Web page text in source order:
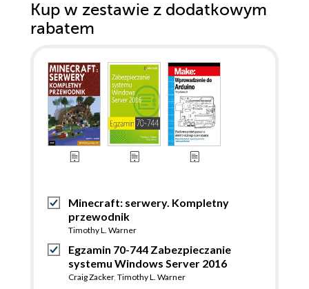
Kup w zestawie z dodatkowym
rabatem
Minecraft: serwery. Kompletny
przewodnik
Timothy L. Warner
Egzamin 70-744 Zabezpieczanie
systemu Windows Server 2016
Craig Zacker, Timothy L. Warner